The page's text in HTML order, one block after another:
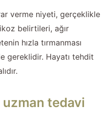
verme niyeti, gerçeklikle
belirtileri, ağır
hızla tırmanması
gereklidir. Hayatı tehdit
uzman tedavi